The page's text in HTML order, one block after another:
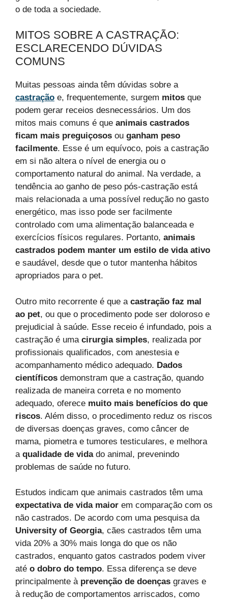
o de toda a sociedade.
MITOS SOBRE A CASTRAÇÃO:
ESCLARECENDO DÚVIDAS
COMUNS
Muitas pessoas ainda têm dúvidas sobre a
castração e, frequentemente, surgem mitos que
podem gerar receios desnecessários. Um dos
mitos mais comuns é que animais castrados
ficam mais preguiçosos ou ganham peso
facilmente. Esse é um equívoco, pois a castração
em si não altera o nível de energia ou o
comportamento natural do animal. Na verdade, a
tendência ao ganho de peso pós-castração está
mais relacionada a uma possível redução no gasto
energético, mas isso pode ser facilmente
controlado com uma alimentação balanceada e
exercícios físicos regulares. Portanto, animais
castrados podem manter um estilo de vida ativo
e saudável, desde que o tutor mantenha hábitos
apropriados para o pet.
Outro mito recorrente é que a castração faz mal
ao pet, ou que o procedimento pode ser doloroso e
prejudicial à saúde. Esse receio é infundado, pois a
castração é uma cirurgia simples, realizada por
profissionais qualificados, com anestesia e
acompanhamento médico adequado. Dados
científicos demonstram que a castração, quando
realizada de maneira correta e no momento
adequado, oferece muito mais benefícios do que
riscos. Além disso, o procedimento reduz os riscos
de diversas doenças graves, como câncer de
mama, piometra e tumores testiculares, e melhora
a qualidade de vidado animal, prevenindo
problemas de saúde no futuro.
Estudos indicam que animais castrados têm uma
expectativa de vida maior em comparação com os
não castrados. De acordo com uma pesquisa da
University of Georgia, cães castrados têm uma
vida 20% a 30% mais longa do que os não
castrados, enquanto gatos castrados podem viver
até o dobro do tempo. Essa diferença se deve
principalmente à prevenção de doenças graves e
à redução de comportamentos arriscados, como